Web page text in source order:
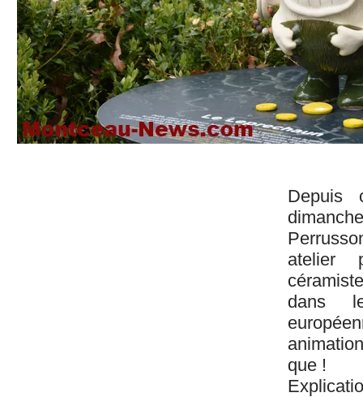
Depuis
atelier
dans
que !